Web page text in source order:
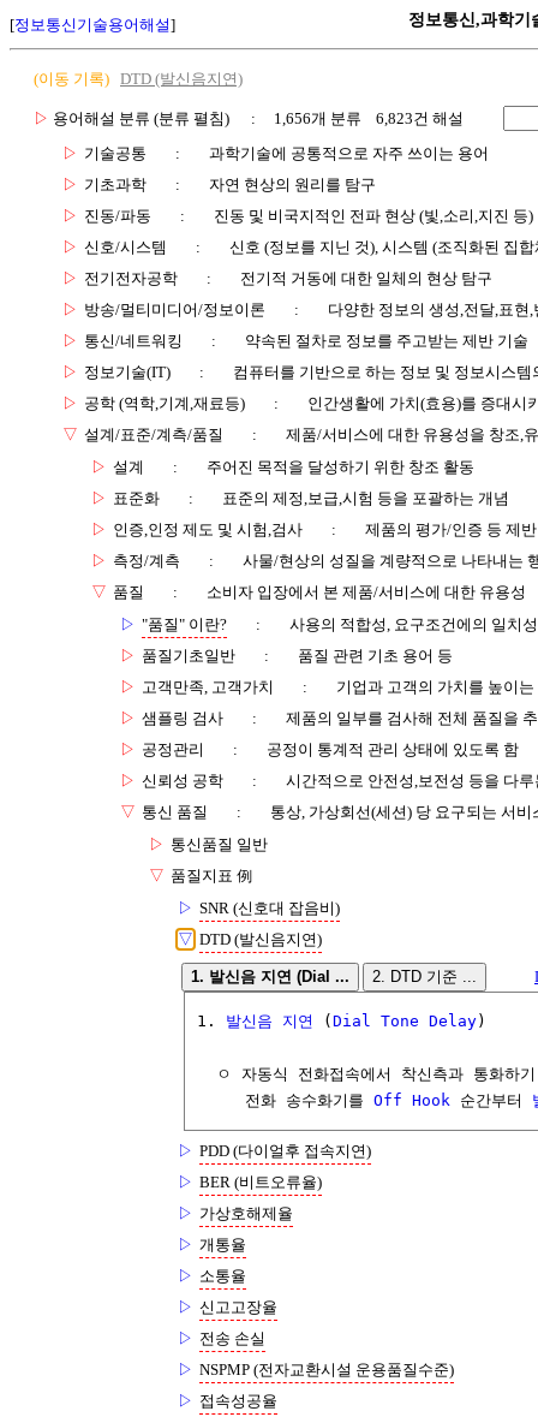
[정보통신기술용어해설] 정보통신,과학기
(이동 기록) DTD (발신음지연)
▷ 용어해설 분류 (분류 펼침)
: 1,656개 분류 6,823건 해설
▷ 기술공통 :
과학기술에 공통적으로 자주 쓰이는 용어
▷ 기초과학 :
자연 현상의 원리를 탐구
▷ 진동/파동 :
진동 및 비국지적인 전파 현상 (빛,소리,지진 등)
▷ 신호/시스템 :
신호 (정보를 지닌 것), 시스템 (조직화된 집합
▷ 전기전자공학 :
전기적 거동에 대한 일체의 현상 탐구
▷ 방송/멀티미디어/정보이론 :
다양한 정보의 생성,전달,표현
▷ 통신/네트워킹 :
약속된 절차로 정보를 주고받는 제반 기술
▷ 정보기술(IT) :
컴퓨터를 기반으로 하는 정보 및 정보시스템
▷ 공학 (역학,기계,재료등) :
인간생활에 가치(효용)를 증대시
▽ 설계/표준/계측/품질 :
제품/서비스에 대한 유용성을 창조,
▷ 설계 :
주어진 목적을 달성하기 위한 창조 활동
▷ 표준화 :
표준의 제정,보급,시험 등을 포괄하는 개념
▷ 인증,인정 제도 및 시험,검사 :
제품의 평가/인증 등 제
▷ 측정/계측 :
사물/현상의 성질을 계량적으로 나타내는
▽ 품질 :
소비자 입장에서 본 제품/서비스에 대한 유용성
▷ "품질" 이란? :
사용의 적합성, 요구조건에의 일치성
▷ 품질기초일반 :
품질 관련 기초 용어 등
▷ 고객만족, 고객가치 :
기업과 고객의 가치를 높이
▷ 샘플링 검사 :
제품의 일부를 검사해 전체 품질을
▷ 공정관리 :
공정이 통계적 관리 상태에 있도록 함
▷ 신뢰성 공학 :
시간적으로 안전성,보전성 등을 다루
▽ 통신 품질 :
통상, 가상회선(세션) 당 요구되는 서비
▷ 통신품질 일반
▽ 품질지표 例
▷ SNR (신호대 잡음비)
▽ DTD (발신음지연)
1. 발신음 지연 (Dial ... 2. DTD 기준 ...
1. 발신음 지연 (Dial Tone Delay)
ㅇ 자동식 전화접속에서 착신측과 통화하
     전화 송수화기를
Off Hook 순간부터
▷ PDD (다이얼후 접속지연)
▷ BER (비트오류율)
▷ 가상호해제율
▷ 개통율
▷ 소통율
▷ 신고고장율
▷ 전송 손실
▷ NSPMP (전자교환시설 운용품질수준)
▷ 접속성공율